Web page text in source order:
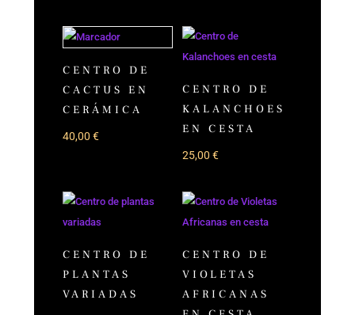
CENTRO DE
CACTUS EN
CERÁMICA
40,00 €
CENTRO DE
KALANCHOES
EN CESTA
25,00 €
CENTRO DE
PLANTAS
VARIADAS
CENTRO DE
VIOLETAS
AFRICANAS